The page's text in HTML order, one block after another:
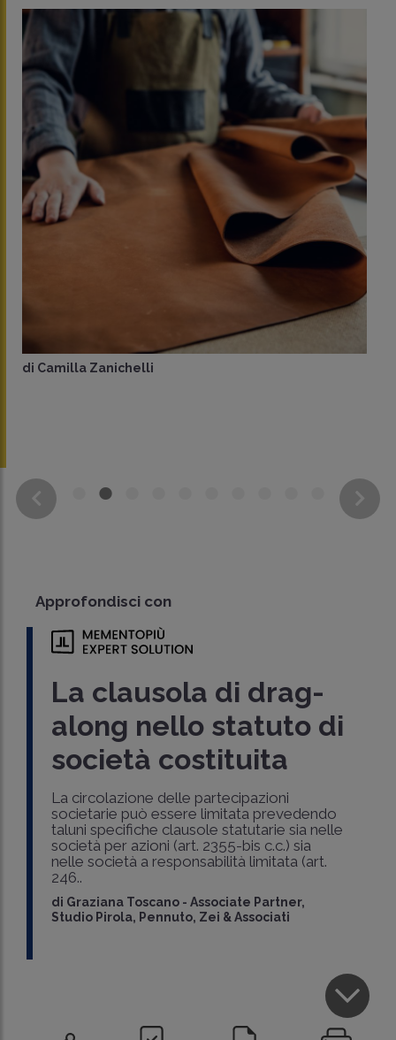
di Camilla Zanichelli
Approfondisci con
La clausola di drag-
along nello statuto di
società costituita
La circolazione delle partecipazioni
societarie può essere limitata prevedendo
taluni specifiche clausole statutarie sia nelle
società per azioni (art. 2355-bis c.c.) sia
nelle società a responsabilità limitata (art.
246..
di Graziana Toscano -Associate Partner,
Studio Pirola, Pennuto, Zei & Associati